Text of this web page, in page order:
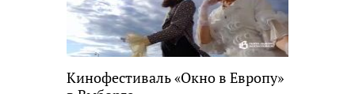
Кинофестиваль «Окно в Европу»